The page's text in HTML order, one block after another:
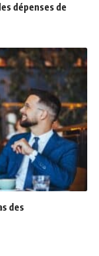
dépenses de
des